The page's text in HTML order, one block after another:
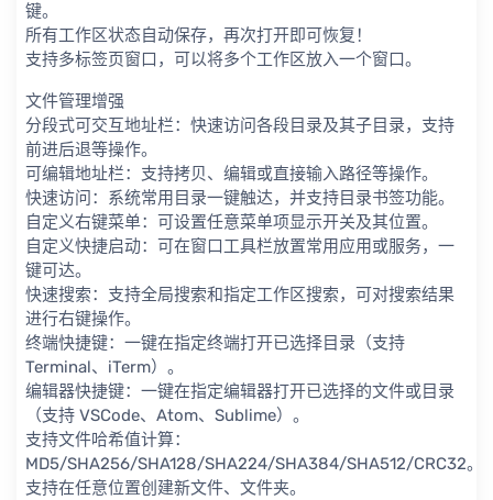
键。
所有工作区状态自动保存，再次打开即可恢复！
支持多标签页窗口，可以将多个工作区放入一个窗口。
文件管理增强
分段式可交互地址栏：快速访问各段目录及其子目录，支持
前进后退等操作。
可编辑地址栏：支持拷贝、编辑或直接输入路径等操作。
快速访问：系统常用目录一键触达，并支持目录书签功能。
自定义右键菜单：可设置任意菜单项显示开关及其位置。
自定义快捷启动：可在窗口工具栏放置常用应用或服务，一
键可达。
快速搜索：支持全局搜索和指定工作区搜索，可对搜索结果
进行右键操作。
终端快捷键：一键在指定终端打开已选择目录（支持
Terminal、iTerm）。
编辑器快捷键：一键在指定编辑器打开已选择的文件或目录
（支持 VSCode、Atom、Sublime）。
支持文件哈希值计算：
MD5/SHA256/SHA128/SHA224/SHA384/SHA512/CRC32。
支持在任意位置创建新文件、文件夹。